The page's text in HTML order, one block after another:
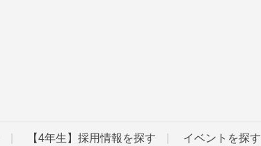
【4年生】採用情報を探す イベントを探す